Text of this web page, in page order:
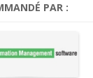
PAR :